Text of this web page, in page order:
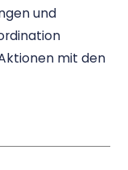
und
mit den